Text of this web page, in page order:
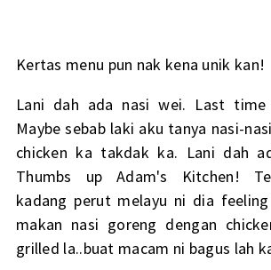
Kertas menu pun nak kena unik kan!
Lani dah ada nasi wei. Last
Maybe sebab laki aku tanya nasi-
chicken ka takdak ka. Lani dah
Thumbs up Adam's Kitchen!
kadang perut melayu ni dia
makan nasi goreng dengan
grilled la..buat macam ni bagus lah